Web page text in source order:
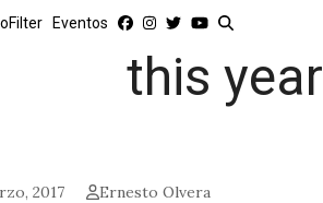
Eventos
this year
2017
Ernesto Olvera